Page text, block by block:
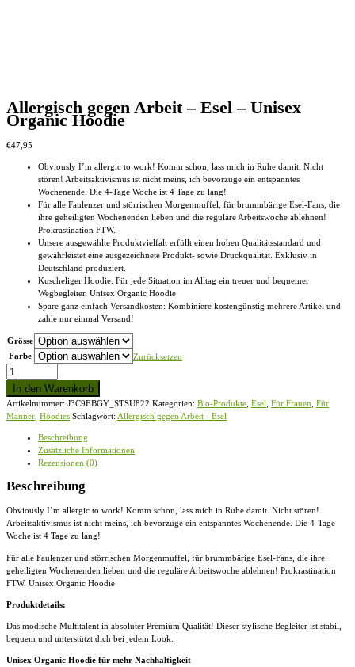
Allergisch gegen Arbeit – Esel – Unisex
Organic Hoodie
€47,95
Obviously I’m allergic to work! Komm schon, lass mich in Ruhe damit. Nicht
stören! Arbeitsaktivismus ist nicht meins, ich bevorzuge ein entspanntes
Wochenende. Die 4-Tage Woche ist 4 Tage zu lang!
Für alle Faulenzer und störrischen Morgenmuffel, für brummbärige Esel-Fans, die
ihre geheiligten Wochenenden lieben und die reguläre Arbeitswoche ablehnen!
Prokrastination FTW.
Unsere ausgewählte Produktvielfalt erfüllt einen hohen Qualitätsstandard und
gewährleistet eine ausgezeichnete Produkt- sowie Druckqualität. Exklusiv in
Deutschland produziert.
Kuscheliger Hoodie. Für jede Situation im Alltag ein treuer und bequemer
Wegbegleiter. Unisex Organic Hoodie
Spare ganz einfach Versandkosten: Kombiniere kostengünstig mehrere Artikel und
zahle nur einmal Versand!
Grösse
Farbe
Zurücksetzen
Allergisch
gegen
Arbeit
-
Esel
Menge
In den Warenkorb
Artikelnummer: J3C9EBGY_STSU822 Kategorien: Bio-Produkte Esel Für Frauen Für
Männer Hoodies Schlagwort: Allergisch gegen Arbeit - Esel
Beschreibung
Zusätzliche Informationen
Rezensionen (0)
Beschreibung
Obviously I’m allergic to work! Komm schon, lass mich in Ruhe damit. Nicht stören!
Arbeitsaktivismus ist nicht meins, ich bevorzuge ein entspanntes Wochenende. Die 4-Tage
Woche ist 4 Tage zu lang!
Für alle Faulenzer und störrischen Morgenmuffel, für brummbärige Esel-Fans, die ihre
geheiligten Wochenenden lieben und die reguläre Arbeitswoche ablehnen! Prokrastination
FTW. Unisex Organic Hoodie
Produktdetails:
Das modische Multitalent in absoluter Premium Qualität! Dieser stylische Begleiter ist stabil,
bequem und unterstützt dich bei jedem Look.
Unisex Organic Hoodie für mehr Nachhaltigkeit